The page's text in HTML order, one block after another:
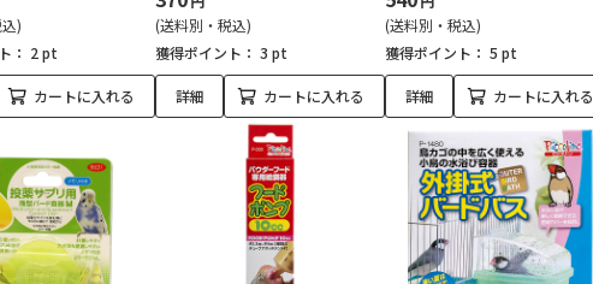
)
： 2 pt
カートに入れる
(送料別・税込)
獲得ポイント： 3 pt
詳細 カートに入れる
(送料別・税込)
獲得ポイント： 5 pt
詳細 カートに入れる